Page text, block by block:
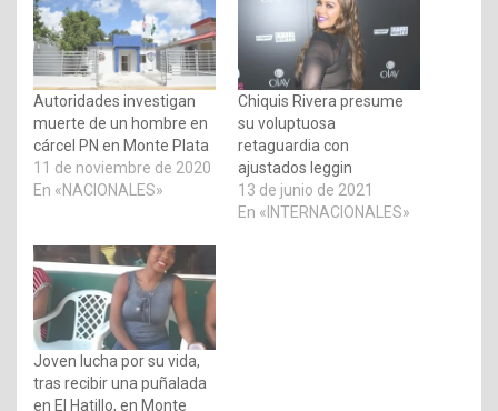
Autoridades investigan
muerte de un hombre en
cárcel PN en Monte Plata
11 de noviembre de 2020
En «NACIONALES»
Chiquis Rivera presume
su voluptuosa
retaguardia con
ajustados leggin
13 de junio de 2021
En «INTERNACIONALES»
Joven lucha por su vida,
tras recibir una puñalada
en El Hatillo, en Monte